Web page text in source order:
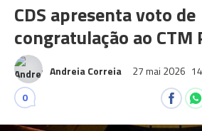
CDS apresenta voto de
congratulação ao CTM
Andreia Correia 27 mai 2026
0